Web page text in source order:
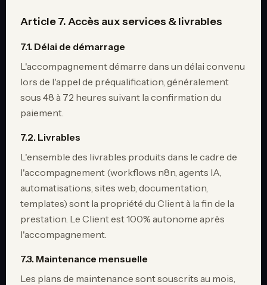
Article 7. Accès aux services & livrables
7.1. Délai de démarrage
L'accompagnement démarre dans un délai convenu
lors de l'appel de préqualification, généralement
sous 48 à 72 heures suivant la confirmation du
paiement.
7.2. Livrables
L'ensemble des livrables produits dans le cadre de
l'accompagnement (workflows n8n, agents IA,
automatisations, sites web, documentation,
templates) sont la propriété du Client à la fin de la
prestation. Le Client est 100% autonome après
l'accompagnement.
7.3. Maintenance mensuelle
Les plans de maintenance sont souscrits au mois,